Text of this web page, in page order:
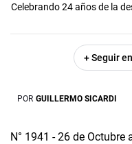
Celebrando 24 años de la
+ Seguir en
POR GUILLERMO SICARDI
N° 1941 - 26 de